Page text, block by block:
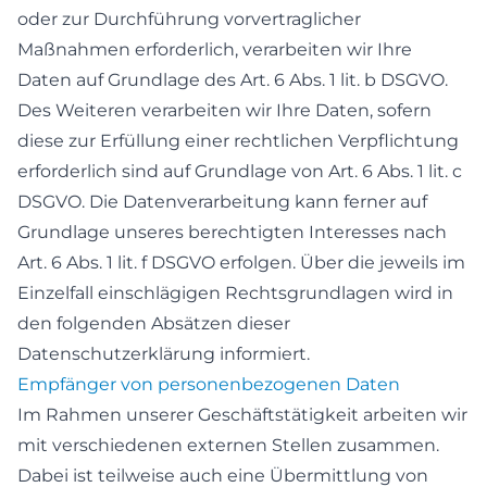
oder zur Durchführung vorvertraglicher
Maßnahmen erforderlich, verarbeiten wir Ihre
Daten auf Grundlage des Art. 6 Abs. 1 lit. b DSGVO.
Des Weiteren verarbeiten wir Ihre Daten, sofern
diese zur Erfüllung einer rechtlichen Verpflichtung
erforderlich sind auf Grundlage von Art. 6 Abs. 1 lit. c
DSGVO. Die Datenverarbeitung kann ferner auf
Grundlage unseres berechtigten Interesses nach
Art. 6 Abs. 1 lit. f DSGVO erfolgen. Über die jeweils im
Einzelfall einschlägigen Rechtsgrundlagen wird in
den folgenden Absätzen dieser
Datenschutzerklärung informiert.
Empfänger von personenbezogenen Daten
Im Rahmen unserer Geschäftstätigkeit arbeiten wir
mit verschiedenen externen Stellen zusammen.
Dabei ist teilweise auch eine Übermittlung von